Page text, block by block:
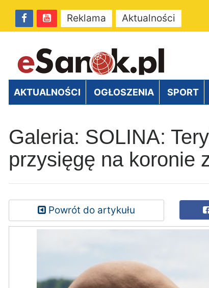
Reklama Aktualności
AKTUALNOŚCI OGŁOSZENIA SPORT
Galeria: SOLINA:
przysięgę na koronie
Powrót do artykułu